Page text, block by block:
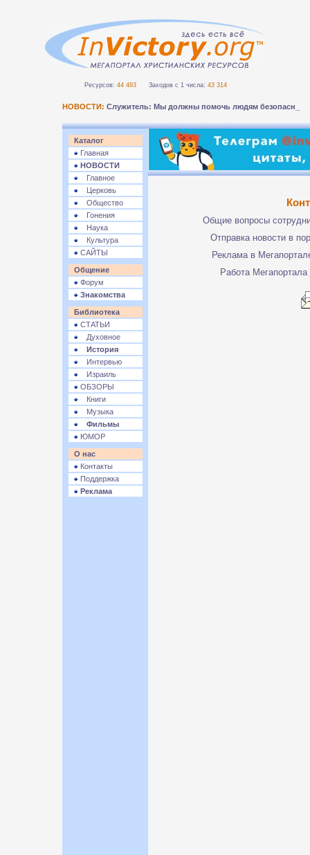
Ресурсов: 44 493 Заходов с 1 числа: 43 314
НОВОСТИ: Служитель: Мы должны помочь людям безопасно
Каталог
Главная
НОВОСТИ
Главное
Церковь
Общество
Гонения
Наука
Культура
САЙТЫ
Общение
Форум
Знакомства
Библиотека
СТАТЬИ
Духовное
История
Интервью
Израиль
ОБЗОРЫ
Книги
Музыка
Фильмы
ЮМОР
О нас
Контакты
Поддержка
Реклама
Общие вопросы
Отправка новости в
Реклама в
Работа Мегапортала